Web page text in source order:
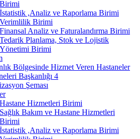
Birimi
İstatistik ,Analiz ve Raporlama Birimi
Verimlilik Birimi
Finansal Analiz ve Faturalandırma Birimi
Tedarik Planlama, Stok ve Lojistik
Yönetimi Birimi
Bölgesinde Hizmet Veren Hastaneler
Başkanlığı 4
Şeması
Hastane Hizmetleri Birimi
Sağlık Bakım ve Hastane Hizmetleri
Birimi
İstatistik ,Analiz ve Raporlama Birimi